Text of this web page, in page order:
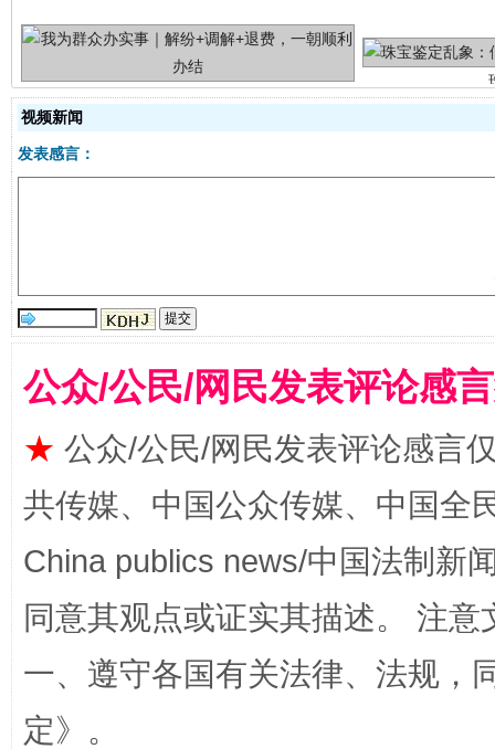
视频新闻
发表感言：
公众/公民/网民发表评论感
★ 公众/公民/网民发表评论感言
共传媒、中国公众传媒、中国全
China publics news/中国法制新
同意其观点或证实其描述。 注
一、遵守各国有关法律、法规，
定》。